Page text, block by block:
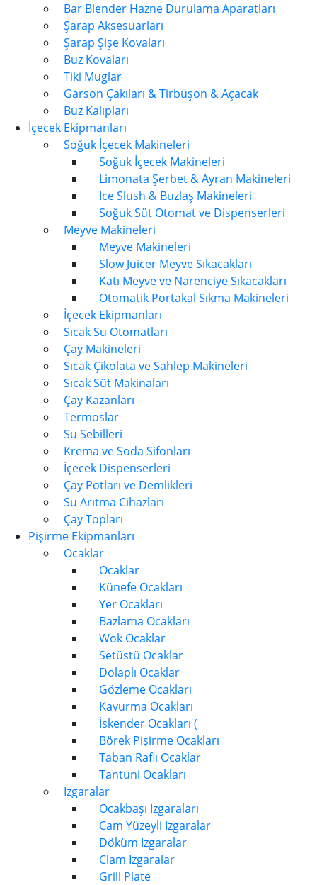
Bar Blender Hazne Durulama Aparatları
Şarap Aksesuarları
Şarap Şişe Kovaları
Buz Kovaları
Tiki Muglar
Garson Çakıları & Tirbüşon & Açacak
Buz Kalıpları
İçecek Ekipmanları
Soğuk İçecek Makineleri
Soğuk İçecek Makineleri
Limonata Şerbet & Ayran Makineleri
Ice Slush & Buzlaş Makineleri
Soğuk Süt Otomat ve Dispenserleri
Meyve Makineleri
Meyve Makineleri
Slow Juicer Meyve Sıkacakları
Katı Meyve ve Narenciye Sıkacakları
Otomatik Portakal Sıkma Makineleri
İçecek Ekipmanları
Sıcak Su Otomatları
Çay Makineleri
Sıcak Çikolata ve Sahlep Makineleri
Sıcak Süt Makinaları
Çay Kazanları
Termoslar
Su Sebilleri
Krema ve Soda Sifonları
İçecek Dispenserleri
Çay Potları ve Demlikleri
Su Arıtma Cihazları
Çay Topları
Pişirme Ekipmanları
Ocaklar
Ocaklar
Künefe Ocakları
Yer Ocakları
Bazlama Ocakları
Wok Ocaklar
Setüstü Ocaklar
Dolaplı Ocaklar
Gözleme Ocakları
Kavurma Ocakları
İskender Ocakları (
Börek Pişirme Ocakları
Taban Raflı Ocaklar
Tantuni Ocakları
Izgaralar
Ocakbaşı Izgaraları
Cam Yüzeyli Izgaralar
Döküm Izgaralar
Clam Izgaralar
Grill Plate